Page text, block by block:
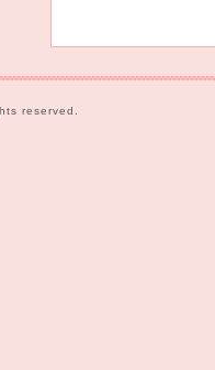
reserved.